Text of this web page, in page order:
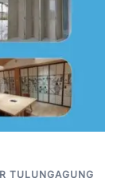
TULUNGAGUNG